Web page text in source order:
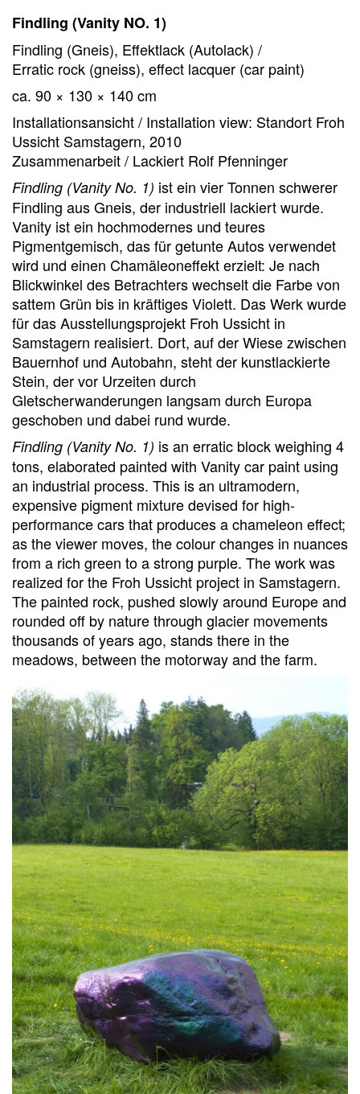
Findling (Vanity NO. 1)
Findling (Gneis), Effektlack (Autolack) /
Erratic rock (gneiss), effect lacquer (car paint)
ca. 90 × 130 × 140 cm
Installationsansicht / Installation view: Standort Froh
Ussicht Samstagern, 2010
Zusammenarbeit / Lackiert Rolf Pfenninger
Findling (Vanity No. 1) ist ein vier Tonnen schwerer
Findling aus Gneis, der industriell lackiert wurde.
Vanity ist ein hochmodernes und teures
Pigmentgemisch, das für getunte Autos verwendet
wird und einen Chamäleoneffekt erzielt: Je nach
Blickwinkel des Betrachters wechselt die Farbe von
sattem Grün bis in kräftiges Violett. Das Werk wurde
für das Ausstellungsprojekt Froh Ussicht in
Samstagern realisiert. Dort, auf der Wiese zwischen
Bauernhof und Autobahn, steht der kunstlackierte
Stein, der vor Urzeiten durch
Gletscherwanderungen langsam durch Europa
geschoben und dabei rund wurde.
Findling (Vanity No. 1) is an erratic block weighing 4
tons, elaborated painted with Vanity car paint using
an industrial process. This is an ultramodern,
expensive pigment mixture devised for high-
performance cars that produces a chameleon effect;
as the viewer moves, the colour changes in nuances
from a rich green to a strong purple. The work was
realized for the Froh Ussicht project in Samstagern.
The painted rock, pushed slowly around Europe and
rounded off by nature through glacier movements
thousands of years ago, stands there in the
meadows, between the motorway and the farm.